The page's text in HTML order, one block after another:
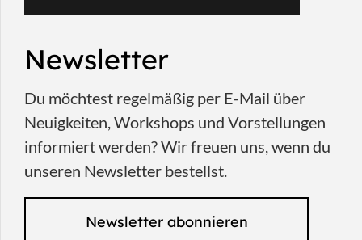
Newsletter
Du möchtest regelmäßig per E-Mail über
Neuigkeiten, Workshops und Vorstellungen
informiert werden? Wir freuen uns, wenn du
unseren Newsletter bestellst.
Newsletter abonnieren